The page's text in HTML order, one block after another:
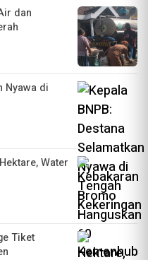
dan
Nyawa di
Water
Tiket